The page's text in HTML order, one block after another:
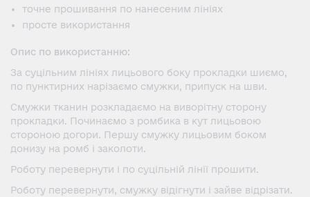
точне прошивання по нанесеним лініях
просте використання
Опис по використанню:
За суцільним лініях лицьового боку прокладки шиємо,
по пунктирних нарізаємо смужки, припуск на шви.
Смужки тканин розкладаємо на виворітну сторону
прокладки. Починаємо з ромбика в кут лицьовою
стороною догори. Першу смужку лицьовим боком
донизу на ромб і заколоти.
Роботу перевернути і по суцільній лінії прошити.
Роботу перевернути, смужку відігнути і зайве відрізати.